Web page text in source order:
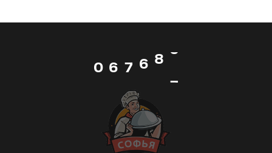
0 6
8
7
8
9
5
6
7
8
6
7
9